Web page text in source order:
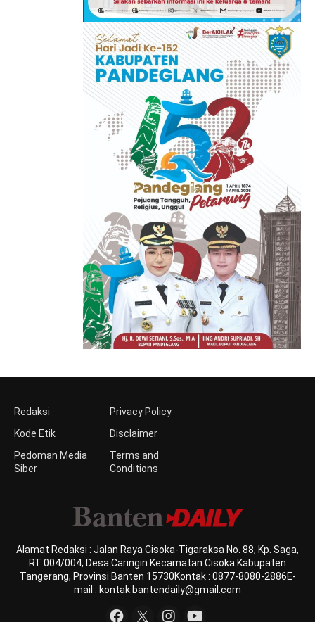
Redaksi
Kode Etik
Pedoman Media
Siber
Privacy Policy
Disclaimer
Terms and
Conditions
Alamat Redaksi : Jalan Raya Cisoka-Tigaraksa No. 88, Kp. Saga,
RT 004/004, Desa Caringin Kecamatan Cisoka Kabupaten
Tangerang, Provinsi Banten 15730Kontak : 0877-8080-2886E-
mail : kontak.bantendaily@gmail.com